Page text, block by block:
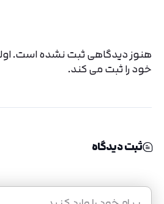
هنوز دیدگاهی ثبت نشده است.
خود را ثبت می کند.
ثبت دیدگاه